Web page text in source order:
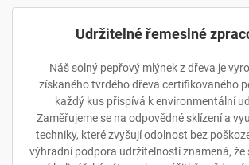
Udržitelné řemeslné
Náš solný pepřový mlýnek z dřeva je
získaného tvrdého dřeva certifikovaného
každý kus přispívá k environmentální
Zaměřujeme se na odpovědné sklízení a
techniky, které zvyšují odolnost bez
výhradní podpora udržitelnosti znamená, že